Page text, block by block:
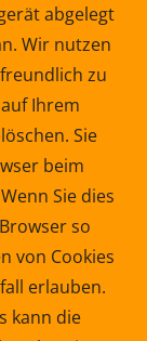
abgelegt
Wir nutzen
zu
Ihrem
Sie
beim
Sie dies
so
von Cookies
erlauben.
kann die